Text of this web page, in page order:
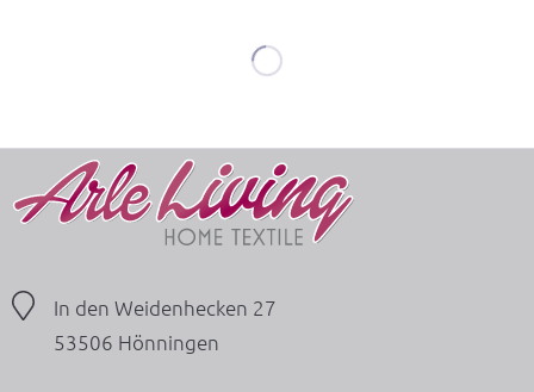
In den Weidenhecken 27
53506 Hönningen